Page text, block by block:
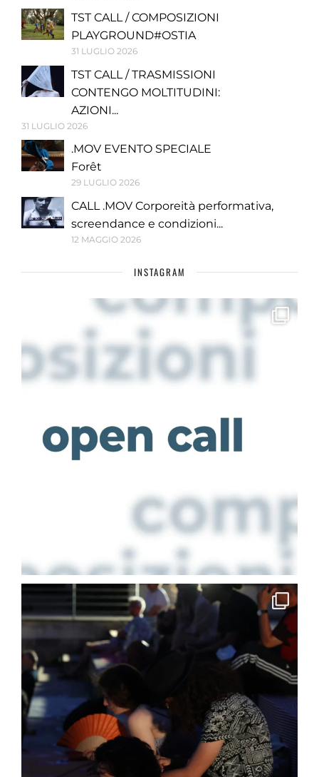
TST CALL / COMPOSIZIONI
PLAYGROUND#OSTIA
31 LUGLIO 2026
TST CALL / TRASMISSIONI
CONTENGO MOLTITUDINI:
AZIONI...
31 LUGLIO 2026
.MOV EVENTO SPECIALE
Forêt
29 LUGLIO 2026
CALL .MOV Corporeità performativa,
screendance e condizioni...
12 MAGGIO 2026
INSTAGRAM